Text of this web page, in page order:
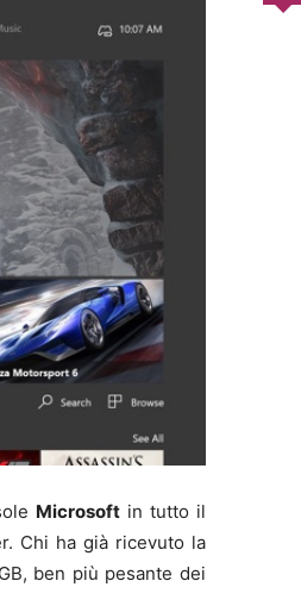
Microsoftin tutto il
Chi ha già ricevuto la
ben più pesante dei